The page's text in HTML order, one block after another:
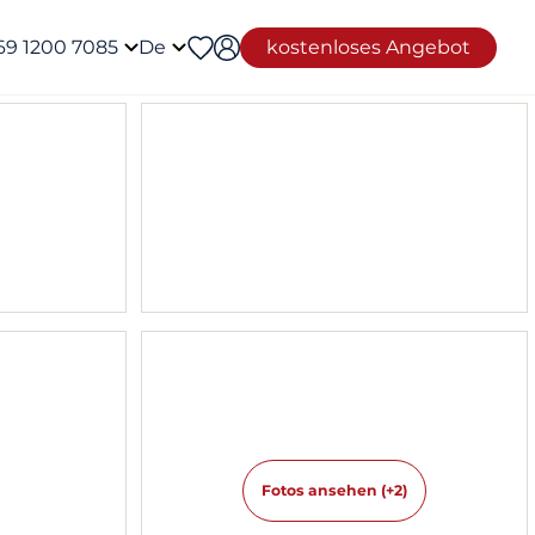
1200 7085 De kostenloses Angebot
Fotos ansehen (+2)